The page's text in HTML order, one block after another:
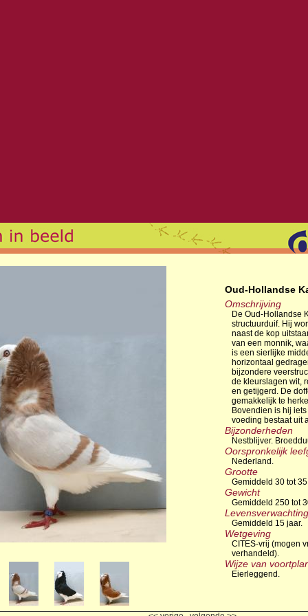
Oud-Hollandse
Omschrijving
De Oud-Hollandse
structuurduif. Hij
naast de kop
van een monnik,
is een sierlijke
horizontaal
bijzondere
de kleurslagen wit,
en getijgerd. De
gemakkelijk te
Bovendien is hij
voeding bestaat uit
Bijzonderheden
Nestblijver.
Oorspronkelijk
Nederland.
Grootte
Gemiddeld 30 tot
Gewicht
Gemiddeld 250 tot
Levensverwachting
Gemiddeld 15 jaar.
Wetgeving
CITES-vrij (mogen
verhandeld).
Wijze van
Eierleggend.